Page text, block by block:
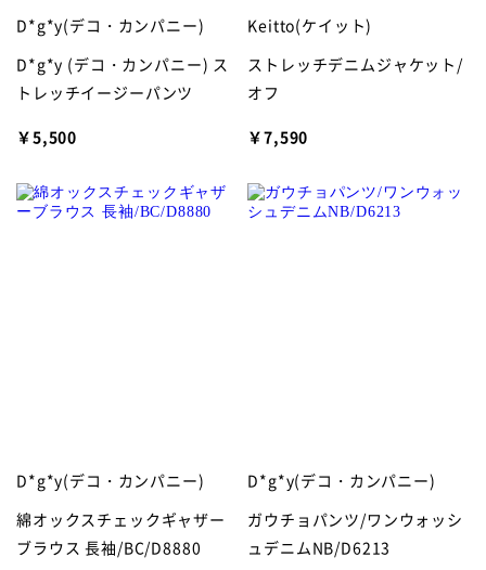
D*g*y(デコ・カンパニー)
D*g*y (デコ・カンパニー) ス
トレッチイージーパンツ
￥5,500
Keitto(ケイット)
ストレッチデニムジャケット/
オフ
￥7,590
D*g*y(デコ・カンパニー)
綿オックスチェックギャザー
ブラウス 長袖/BC/D8880
D*g*y(デコ・カンパニー)
ガウチョパンツ/ワンウォッシ
ュデニムNB/D6213